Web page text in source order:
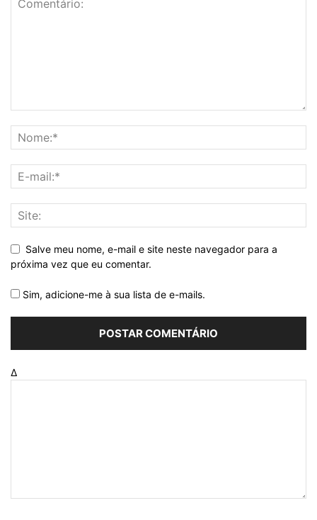
Salve meu nome, e-mail e site neste navegador para a
próxima vez que eu comentar.
Sim, adicione-me à sua lista de e-mails.
Δ